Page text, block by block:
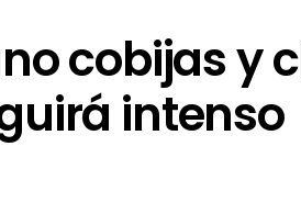
cobijas y
intenso